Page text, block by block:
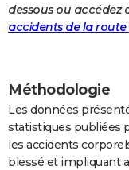
Dictionnaire
Biographies
Citations
Expressions
Proverbes
PROGRAMME TV
FORUM
Bricolage
Television
dessous ou accédez
accidents de la route
Méthodologie
Les données
statistiques publiées
les accidents
blessé et impliquant